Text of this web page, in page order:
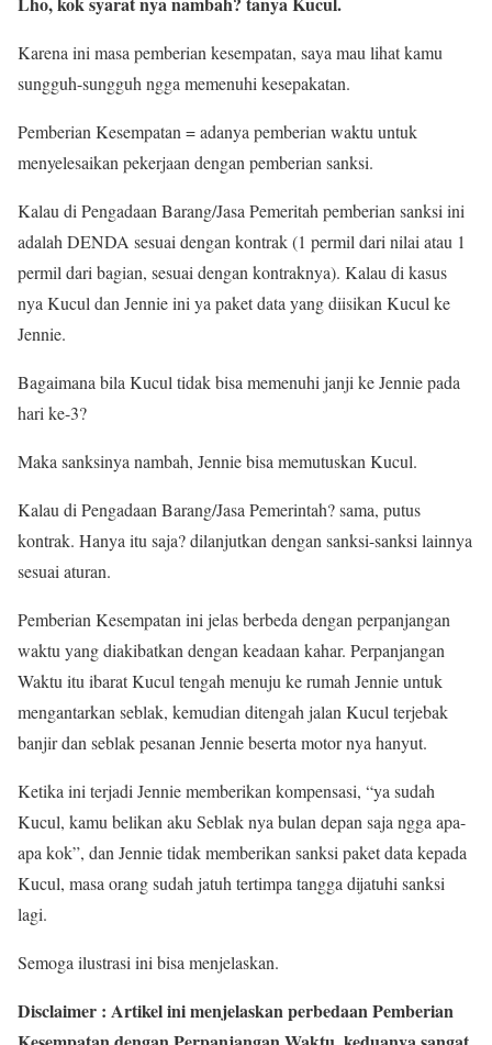
Karena ini masa pemberian kesempatan, saya mau lihat kamu
sungguh-sungguh ngga memenuhi kesepakatan.
Pemberian Kesempatan = adanya pemberian waktu untuk
menyelesaikan pekerjaan dengan pemberian sanksi.
Kalau di Pengadaan Barang/Jasa Pemeritah pemberian sanksi ini
adalah DENDA sesuai dengan kontrak (1 permil dari nilai atau 1
permil dari bagian, sesuai dengan kontraknya). Kalau di kasus
nya Kucul dan Jennie ini ya paket data yang diisikan Kucul ke
Jennie.
Bagaimana bila Kucul tidak bisa memenuhi janji ke Jennie pada
hari ke-3?
Maka sanksinya nambah, Jennie bisa memutuskan Kucul.
Kalau di Pengadaan Barang/Jasa Pemerintah? sama, putus
kontrak. Hanya itu saja? dilanjutkan dengan sanksi-sanksi lainnya
sesuai aturan.
Pemberian Kesempatan ini jelas berbeda dengan perpanjangan
waktu yang diakibatkan dengan keadaan kahar. Perpanjangan
Waktu itu ibarat Kucul tengah menuju ke rumah Jennie untuk
mengantarkan seblak, kemudian ditengah jalan Kucul terjebak
banjir dan seblak pesanan Jennie beserta motor nya hanyut.
Ketika ini terjadi Jennie memberikan kompensasi, “ya sudah
Kucul, kamu belikan aku Seblak nya bulan depan saja ngga apa-
apa kok”, dan Jennie tidak memberikan sanksi paket data kepada
Kucul, masa orang sudah jatuh tertimpa tangga dijatuhi sanksi
lagi.
Semoga ilustrasi ini bisa menjelaskan.
Disclaimer : Artikel ini menjelaskan perbedaan Pemberian